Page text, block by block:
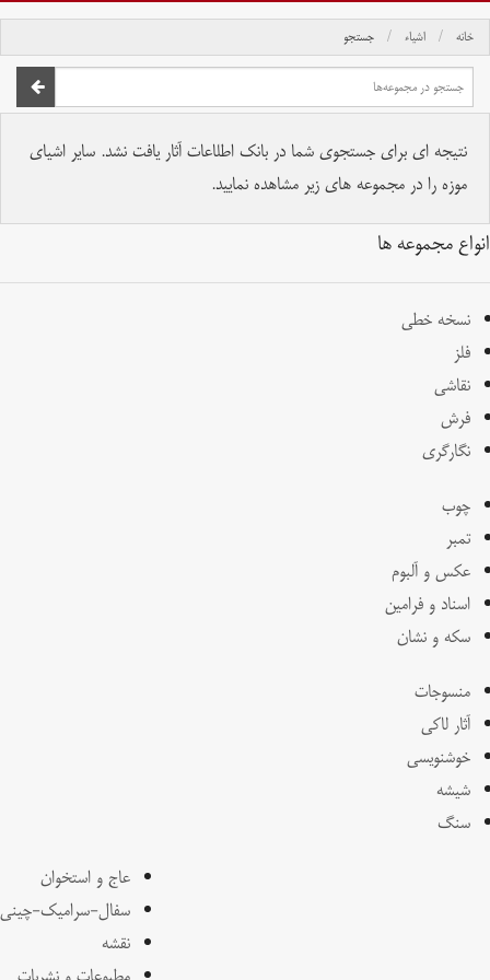
خانه اشیاء جستجو
نتیجه ای برای جستجوی شما در بانک اطلاعات آثار یافت نشد. سایر اشیای
موزه را در مجموعه های زیر مشاهده نمایید.
انواع مجموعه ها
نسخه خطی
فلز
نقاشی
فرش
نگارگری
چوب
تمبر
عکس و آلبوم
اسناد و فرامین
سکه و نشان
منسوجات
آثار لاکی
خوشنویسی
شیشه
سنگ
عاج و استخوان
سفال-سرامیک-چینی
نقشه
تمام حقوق برای موسسه کتابخانه و موزه ملی ملک محفوظ است.